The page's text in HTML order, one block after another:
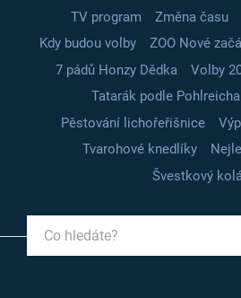
TV program
Změna času
Kdy budou volby
ZOO Nové
7 pádů Honzy Dědka
Volby
Tatarák podle Pohlreicha
Pěstování lichořeřišnice
Tvarohové knedlíky
Švestkový